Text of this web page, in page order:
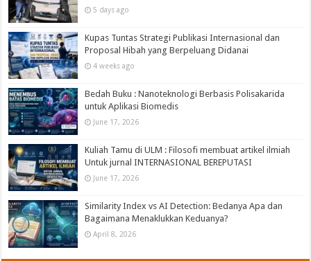
5 days ago
Kupas Tuntas Strategi Publikasi Internasional dan
Proposal Hibah yang Berpeluang Didanai
4 weeks ago
Bedah Buku : Nanoteknologi Berbasis Polisakarida
untuk Aplikasi Biomedis
June 17, 2026
Kuliah Tamu di ULM : Filosofi membuat artikel ilmiah
Untuk jurnal INTERNASIONAL BEREPUTASI
June 17, 2026
Similarity Index vs AI Detection: Bedanya Apa dan
Bagaimana Menaklukkan Keduanya?
April 8, 2026